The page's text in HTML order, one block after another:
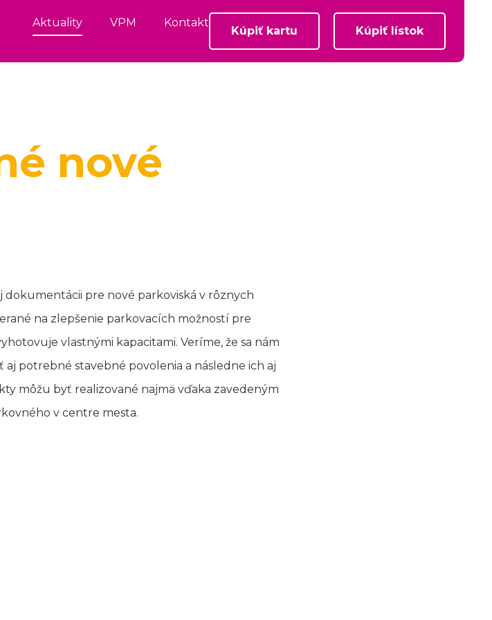
Aktuality VPM Kontakt
Kúpiť kartu Kúpiť lístok
nové
dokumentácii pre nové parkoviská v rôznych
na zlepšenie parkovacích možností pre
vlastnými kapacitami. Veríme, že sa nám
potrebné stavebné povolenia a následne ich aj
môžu byť realizované najmä vďaka zavedeným
v centre mesta.